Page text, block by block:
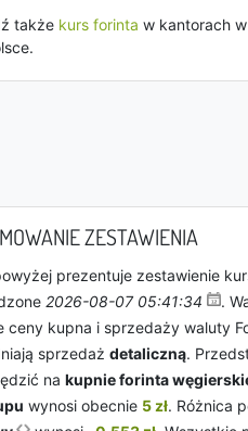
także kurs forinta w kantorach w
ZESTAWIENIA
prezentuje zestawienie
2026-08-07 05:41:34
.
ceny kupna i sprzedaży waluty
sprzedaż detaliczną.
na kupnie forinta
wynosi obecnie 5 zł. Różnica